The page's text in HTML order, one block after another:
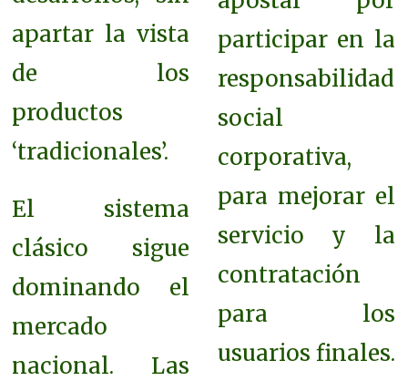
apartar la vista
de los
productos
‘tradicionales’.
El sistema
clásico sigue
dominando el
mercado
nacional. Las
participar en la
responsabilidad
social
corporativa,
para mejorar el
servicio y la
contratación
para los
usuarios finales.